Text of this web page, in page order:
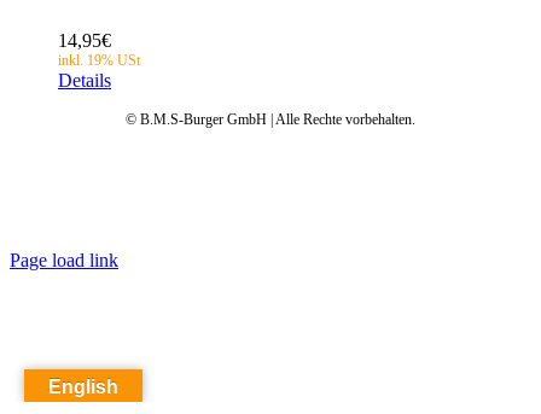
14,95€
Details
© B.M.S-Burger GmbH | Alle Rechte vorbehalten.
Page load link
English